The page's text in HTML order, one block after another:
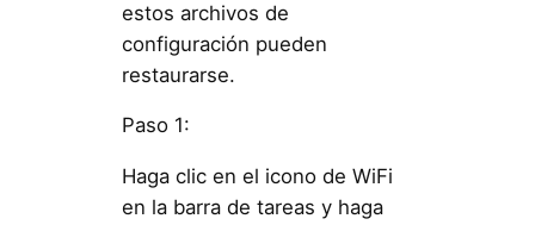
estos archivos de
configuración pueden
restaurarse.
Paso 1:
Haga clic en el icono de WiFi
en la barra de tareas y haga